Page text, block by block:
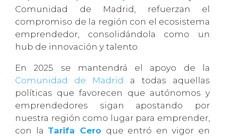
Comunidad de Madrid, refuerzan el
compromiso de la región con el ecosistema
emprendedor, consolidándola como un
hub de innovación y talento.
En 2025 se mantendrá el apoyo de la
Comunidad de Madrid a todas aquellas
políticas que favorecen que autónomos y
emprendedores sigan apostando por
nuestra región como lugar para emprender,
con la Tarifa Cero que entró en vigor en